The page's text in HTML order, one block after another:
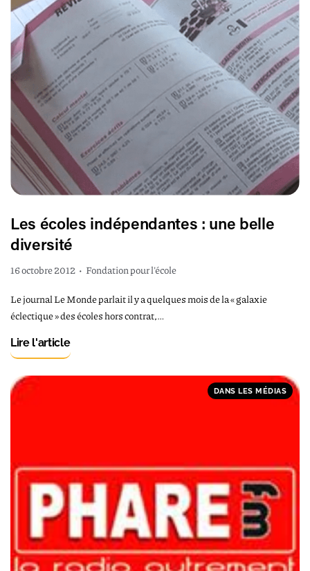
Les écoles indépendantes : une belle
diversité
16 octobre 2012 • Fondation pour l'école
Le journal Le Monde parlait il y a quelques mois de la « galaxie
éclectique » des écoles hors contrat,…
Lire l'article
DANS LES MÉDIAS